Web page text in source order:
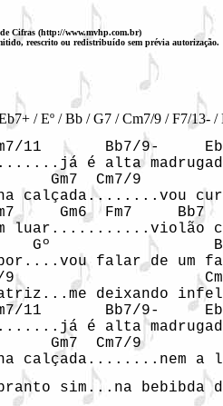
Cifras (http://www.mvhp.com.br)
reescrito ou redistribuído sem prévia autorização.
/ Eº / Bb / G7 / Cm7/9 / F7/13-
11       Bb7/9-
é alta
Gm7  Cm7/9
calçada........vou
Gm6  Fm7
luar...........violão
Gº
falar de um
deixando
11       Bb7/9-
é alta
Gm7  Cm7/9
calçada........nem a
sim...na bebibda